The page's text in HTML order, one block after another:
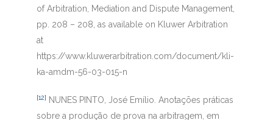
of Arbitration, Mediation and Dispute Management,
pp. 208 – 208, as available on Kluwer Arbitration
at
https://www.kluwerarbitration.com/document/kli-
ka-amdm-56-03-015-n
[12] NUNES PINTO, José Emílio. Anotações práticas
sobre a produção de prova na arbitragem, em